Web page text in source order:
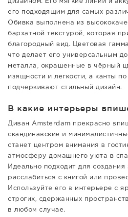
дизайном. Его мягкие линии и
его подходящим для самых
Обивка выполнена из
бархатной текстурой, которая
благородный вид. Цветовая
что делает его универсальным
металла, окрашенные в чёрный
изящности и легкости, а канты
подчеркивают стильный дизайн.
В какие интерьеры
Диван Amsterdam прекрасно
скандинавские и
станет центром внимания в
атмосферу домашнего уюта в
Идеально подходит для
расслабиться с книгой или
Используйте его в интерьере с
строгих, сдержанных
в любом случае.